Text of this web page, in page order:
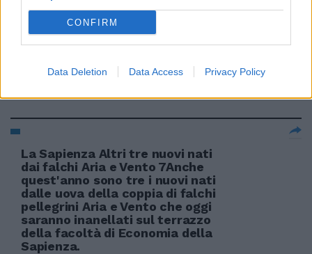
CONFIRM
Data Deletion Data Access Privacy Policy
pochi giorni uscirà in anteprima
al Festival di Cannes il quarto
capitolo de «I Pirati dei Caraibi -
Oltre i confini del mare» in 3D, la
Bloom conquista
La Sapienza Altri tre nuovi nati
dai falchi Aria e Vento 7Anche
quest'anno sono tre i nuovi nati
dalle uova della coppia di falchi
pellegrini Aria e Vento che oggi
saranno inanellati sul terrazzo
della facoltà di Economia della
Sapienza.